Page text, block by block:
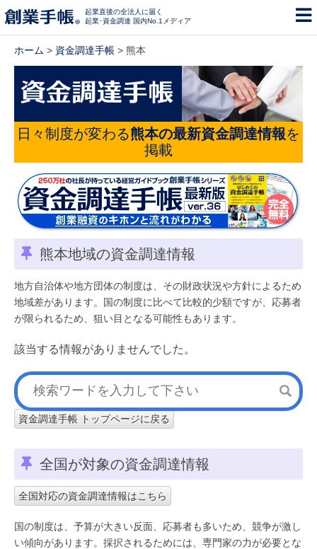
起業直後の全法人に届く
起業･資金調達 国内No.1メディア
ホーム > 資金調達手帳 > 熊本
日々制度が変わる熊本の最新資金調達情報を
掲載
熊本地域の資金調達情報
地方自治体や地方団体の制度は、その財政状況や方針によるため
地域差があります。国の制度に比べて比較的少額ですが、応募者
が限られるため、狙い目となる可能性もあります。
該当する情報がありませんでした。
資金調達手帳 トップページに戻る
全国が対象の資金調達情報
全国対応の資金調達情報はこちら
国の制度は、予算が大きい反面、応募者も多いため、競争が激し
い傾向があります。採択されるためには、専門家の力が必要とな